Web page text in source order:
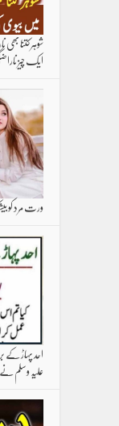
شوہر کتنا
ایک چیز
ورت مرد کو
احد پہاڑ کے
علیہ وسلم نے